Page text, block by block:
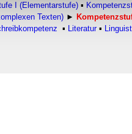
und Anzeigen zu
auf unsere Website zu
I (Elementarstufe) ▪
Texten) ►
▪ Literatur▪